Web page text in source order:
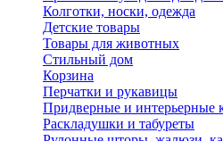
Колготки, носки, одежда
Детские товары
Товары для животных
Стильный дом
Корзина
Перчатки и рукавицы
Придверные и интерьерные
Раскладушки и табуреты